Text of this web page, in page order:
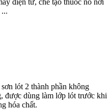
lót 2 thành phần không
được dùng làm lớp lót trước khi
hóa chất.